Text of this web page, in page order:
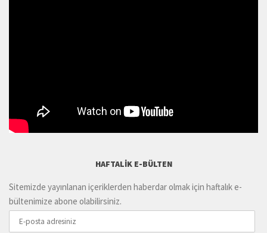
HAFTALIK E-BÜLTEN
Sitemizde yayınlanan içeriklerden haberdar olmak için haftalık e-
bültenimize abone olabilirsiniz.